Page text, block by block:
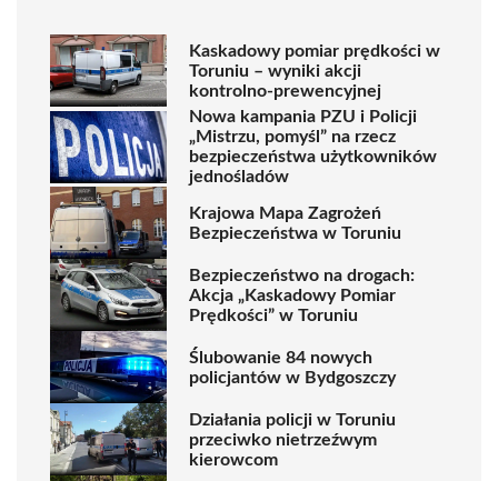
Kaskadowy pomiar prędkości w
Toruniu – wyniki akcji
kontrolno-prewencyjnej
Nowa kampania PZU i Policji
„Mistrzu, pomyśl” na rzecz
bezpieczeństwa użytkowników
jednośladów
Krajowa Mapa Zagrożeń
Bezpieczeństwa w Toruniu
Bezpieczeństwo na drogach:
Akcja „Kaskadowy Pomiar
Prędkości” w Toruniu
Ślubowanie 84 nowych
policjantów w Bydgoszczy
Działania policji w Toruniu
przeciwko nietrzeźwym
kierowcom